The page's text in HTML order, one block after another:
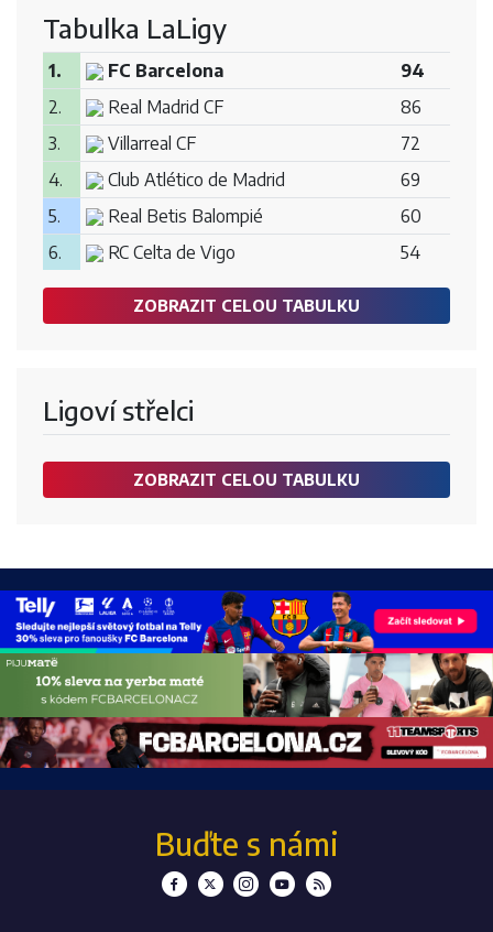
Tabulka LaLigy
1. FC Barcelona
94
2.
Real Madrid CF
86
3.
Villarreal CF
72
4.
Club Atlético de Madrid
69
5.
Real Betis Balompié
60
6.
RC Celta de Vigo 54
ZOBRAZIT CELOU TABULKU
Ligoví střelci
ZOBRAZIT CELOU TABULKU
Buďte s námi